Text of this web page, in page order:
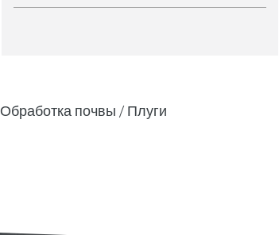
Обработка почвы Плуги